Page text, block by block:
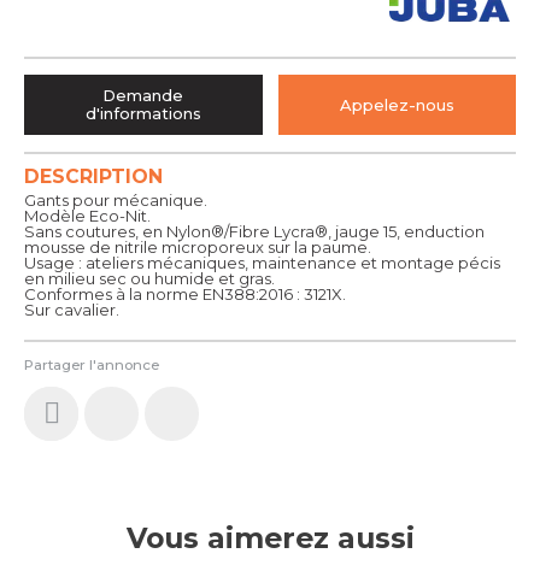
Partager l'annonce
DESCRIPTION
Gants pour mécanique.
Modèle Eco-Nit.
Sans coutures, en Nylon®/Fibre Lycra®, jauge 15, enduction
mousse de nitrile microporeux sur la paume.
Usage : ateliers mécaniques, maintenance et montage pécis
en milieu sec ou humide et gras.
Conformes à la norme EN388:2016 : 3121X.
Sur cavalier.
Demande
d'informations
Appelez-nous
Vous aimerez aussi